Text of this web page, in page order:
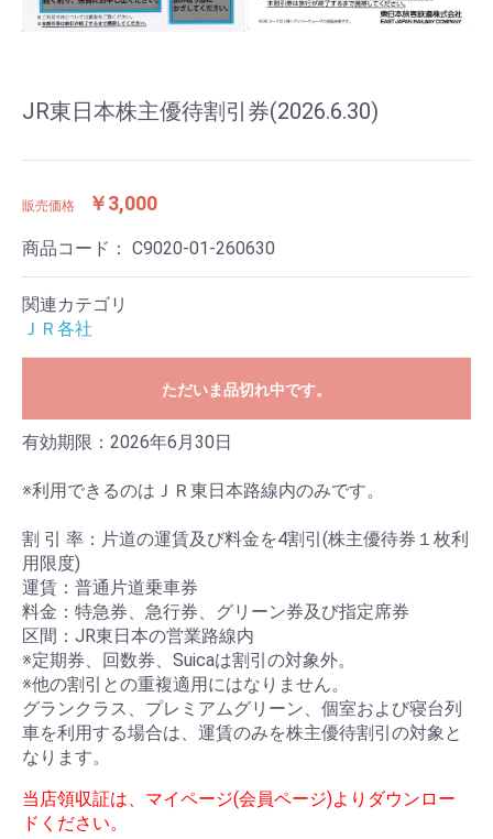
JR東日本株主優待割引券(2026.6.30)
販売価格 ￥3,000
商品コード： C9020-01-260630
関連カテゴリ
ＪＲ各社
ただいま品切れ中です。
有効期限：2026年6月30日
※利用できるのはＪＲ東日本路線内のみです。
割 引 率：片道の運賃及び料金を4割引(株主優待券１枚利
用限度)
運賃：普通片道乗車券
料金：特急券、急行券、グリーン券及び指定席券
区間：JR東日本の営業路線内
※定期券、回数券、Suicaは割引の対象外。
※他の割引との重複適用にはなりません。
グランクラス、プレミアムグリーン、個室および寝台列
車を利用する場合は、運賃のみを株主優待割引の対象と
なります。
当店領収証は、マイページ(会員ページ)よりダウンロー
ドください。